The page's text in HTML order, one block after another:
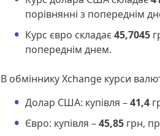
порівнянні з попереднім
Курс євро складає45,7045
попереднім днем.
В обміннику Xchange курси
Долар США: купівля –41,4
Євро: купівля –45,85 грн,